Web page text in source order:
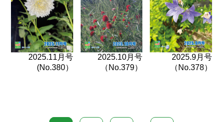
2025.11月号
(No.380）
2025.10月号
（No.379）
2025.9月号
（No.378）